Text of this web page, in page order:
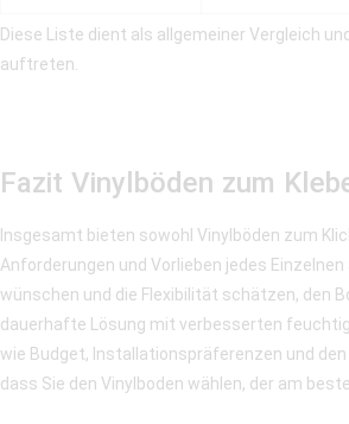
Diese Liste dient als allgemeiner Vergleich
auftreten.
Fazit Vinylböden zum
Insgesamt bieten sowohl Vinylböden zum
Anforderungen und Vorlieben jedes
wünschen und die Flexibilität schätzen, den
dauerhafte Lösung mit verbesserten
wie Budget, Installationspräferenzen und
dass Sie den Vinylboden wählen, der am